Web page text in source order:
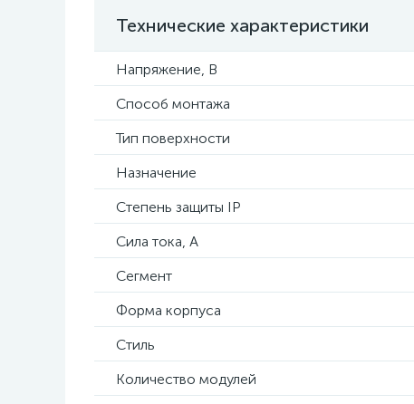
Технические характеристики
Напряжение, В
Способ монтажа
Тип поверхности
Назначение
Степень защиты IP
Сила тока, А
Сегмент
Форма корпуса
Стиль
Количество модулей